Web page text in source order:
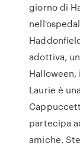
giorno di
adottiva,
Halloween,
Laurie è
partecipa
amiche.